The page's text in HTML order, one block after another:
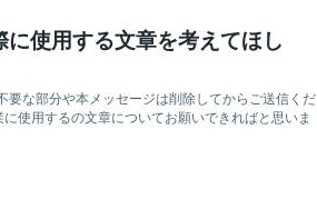
使用する文章を考えてほし
要な部分や本メッセージは削除してからご送信くだ